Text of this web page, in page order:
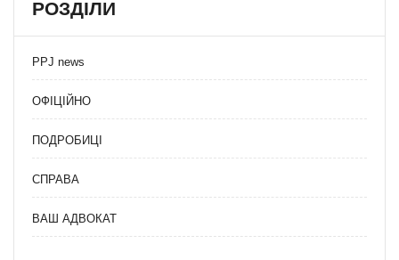
РОЗДІЛИ
PPJ news
ОФІЦІЙНО
ПОДРОБИЦІ
СПРАВА
ВАШ АДВОКАТ